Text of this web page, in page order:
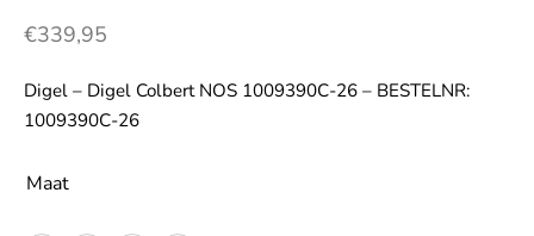
€339,95
Digel – Digel Colbert NOS 1009390C-26 – BESTELNR:
1009390C-26
Maat